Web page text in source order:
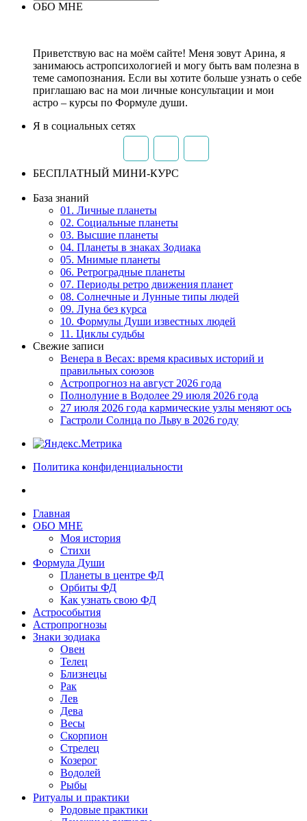
ОБО МНЕ
Приветствую вас на моём сайте! Меня зовут Арина, я
занимаюсь астропсихологией и могу быть вам полезна в
теме самопознания. Если вы хотите больше узнать о себе
приглашаю вас на мои личные консультации и мои
астро – курсы по Формуле души.
Я в социальных сетях
БЕСПЛАТНЫЙ МИНИ-КУРС
База знаний
01. Личные планеты
02. Социальные планеты
03. Высшие планеты
04. Планеты в знаках Зодиака
05. Мнимые планеты
06. Ретроградные планеты
07. Периоды ретро движения планет
08. Солнечные и Лунные типы людей
09. Луна без курса
10. Формулы Души известных людей
11. Циклы судьбы
Свежие записи
Венера в Весах: время красивых историй и
правильных союзов
Астропрогноз на август 2026 года
Полнолуние в Водолее 29 июля 2026 года
27 июля 2026 года кармические узлы меняют ось
Гастроли Солнца по Льву в 2026 году
Политика конфиденциальности
Главная
ОБО МНЕ
Моя история
Стихи
Формула Души
Планеты в центре ФД
Орбиты ФД
Как узнать свою ФД
Астрособытия
Астропрогнозы
Знаки зодиака
Овен
Телец
Близнецы
Рак
Лев
Дева
Весы
Скорпион
Стрелец
Козерог
Водолей
Рыбы
Ритуалы и практики
Родовые практики